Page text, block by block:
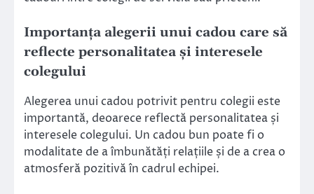
Importanța alegerii unui cadou care să
reflecte personalitatea și interesele
colegului
Alegerea unui cadou potrivit pentru colegii este
importantă, deoarece reflectă personalitatea și
interesele colegului. Un cadou bun poate fi o
modalitate de a îmbunătăți relațiile și de a crea o
atmosferă pozitivă în cadrul echipei.